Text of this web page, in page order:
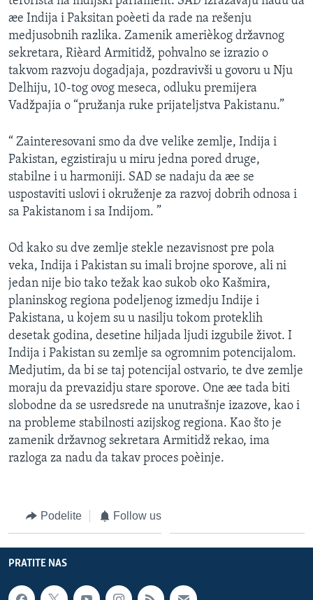
INTERVJU
æe Indija i Paksitan poèeti da rade na rešenju
medjusobnih razlika. Zamenik amerièkog državnog
sekretara, Rièard Armitidž, pohvalno se izrazio o
takvom razvoju dogadjaja, pozdravivši u govoru u Nju
Delhiju, 10-tog ovog meseca, odluku premijera
Vadžpajia o “pružanja ruke prijateljstva Pakistanu.”
“ Zainteresovani smo da dve velike zemlje, Indija i
Pakistan, egzistiraju u miru jedna pored druge,
stabilne i u harmoniji. SAD se nadaju da æe se
uspostaviti uslovi i okruženje za razvoj dobrih odnosa i
sa Pakistanom i sa Indijom. ”
Od kako su dve zemlje stekle nezavisnost pre pola
veka, Indija i Pakistan su imali brojne sporove, ali ni
jedan nije bio tako težak kao sukob oko Kašmira,
planinskog regiona podeljenog izmedju Indije i
Pakistana, u kojem su u nasilju tokom proteklih
desetak godina, desetine hiljada ljudi izgubile život. I
Indija i Pakistan su zemlje sa ogromnim potencijalom.
Medjutim, da bi se taj potencijal ostvario, te dve zemlje
moraju da prevazidju stare sporove. One æe tada biti
slobodne da se usredsrede na unutrašnje izazove, kao i
na probleme stabilnosti azijskog regiona. Kao što je
zamenik državnog sekretara Armitidž rekao, ima
razloga za nadu da takav proces poèinje.
Podelite Follow us
PRATITE NAS